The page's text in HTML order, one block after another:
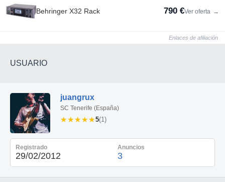
Behringer X32 Rack 790 €Ver oferta →
Enlaces de afiliación
USUARIO
juangrux
SC Tenerife (España)
★★★★★
★★★★★5(1)
Registrado
29/02/2012
Anuncios
3